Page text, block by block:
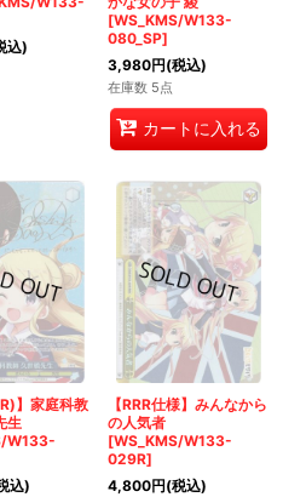
込)
[WS_KMS/W133-
080_SP]
3,980円(税込)
在庫数 5点
カートに入れる
】家庭科教
生
W133-
込)
【RRR仕様】みんなから
の人気者
[WS_KMS/W133-
029R]
4,800円(税込)